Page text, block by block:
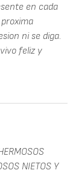
en cada
ni se diga.
feliz y
NIETOS Y